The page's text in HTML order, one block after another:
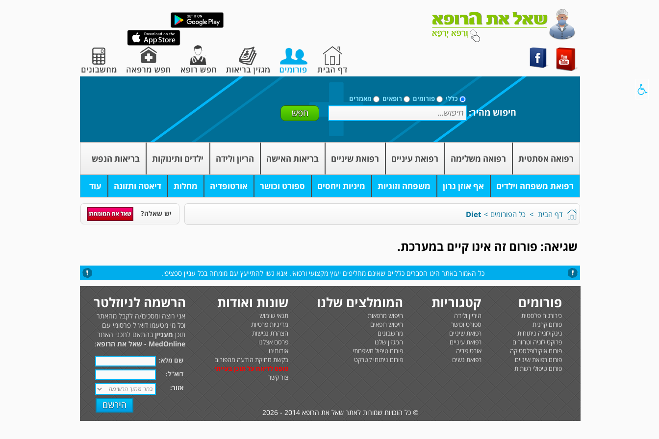
כללי פורומים רופאים מאמרים
חיפוש מהיר:
רפואה אסתטית רפואה משלימה רפואת עיניים רפואת שיניים בריאות האישה הריון ולידה ילדים ותינוקות בריאות הנפש
רפואת משפחה וילדים אף אוזן גרון משפחה וזוגיות מיניות ויחסים ספורט וכושר אורטופדיה מחלות דיאטה ותזונה עוד
דף הבית > כל הפורומים >
Diet יש שאלה?
שגיאה: פורום זה אינו קיים במערכת.
כל האמור באתר הינו הסברים כלליים שאינם מחליפים יעוץ מקצועי ורפואי. אנא גשו להתייעץ עם מומחה בכל עניין ספציפי.
פורומים
כירורגיה פלסטית
פורום קרנית
גינקולוגיה ניתוחית
פרוקטולוגיה וטחורים
פורום אוקולופלסטיקה
פורום רפואת שיניים
פורום טיפולי רשתית
קטגוריות
היריון ולידה
ספורט וכושר
רפואת שיניים
רפואת עיניים
אורטופדיה
רפואת נשים
המומלצים שלנו
חיפוש מרפאות
חיפוש רופאים
מחשבונים
המגזין שלנו
פורום טיפול משפחתי
פורום ניתוחי קטרקט
שונות ואודות
תנאי שימוש
מדיניות פרטיות
הצהרת נגישות
פרסם אצלנו
אודותינו
בקשת מחיקת הודעה מהפורום
טופס לדיווח על תוכן בעייתי
צור קשר
הרשמה לניוזלטר
אני רוצה ומסכים/ה לקבל מהאתר
וכל מי מטעמו דוא"ל פרסומי עם
תוכן מענייןבהתאם לתכני האתר
MedOnline - שאל את הרופא
:
שם מלא:
דוא"ל:
אזור:
© כל הזכויות שמורות לאתר שאל את הרופא 2014 - 2026